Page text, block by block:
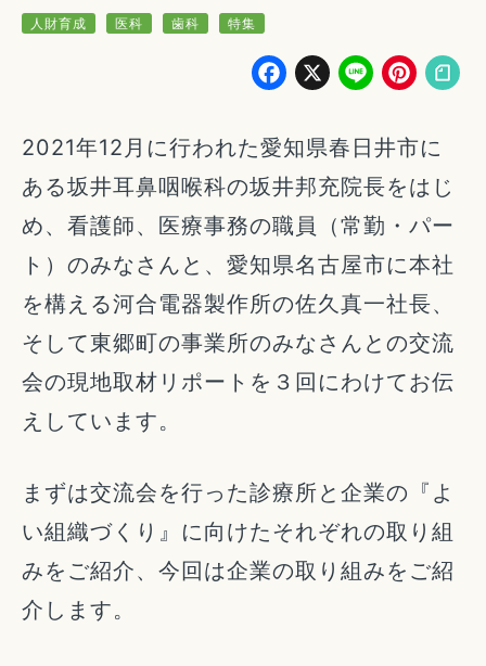
人財育成 医科 歯科 特集
Facebook
X Line
2021年12月に行われた愛知県春日井市に
ある坂井耳鼻咽喉科の坂井邦充院長をはじ
め、看護師、医療事務の職員（常勤・パー
ト）のみなさんと、愛知県名古屋市に本社
を構える河合電器製作所の佐久真一社長、
そして東郷町の事業所のみなさんとの交流
会の現地取材リポートを３回にわけてお伝
えしています。
まずは交流会を行った診療所と企業の『よ
い組織づくり』に向けたそれぞれの取り組
みをご紹介、今回は企業の取り組みをご紹
介します。